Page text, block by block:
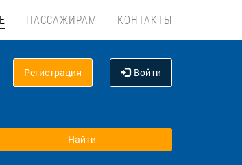
ПАССАЖИРАМ КОНТАКТЫ
Регистрация Войти